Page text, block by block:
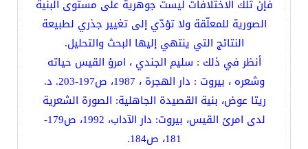
فإن تلك الاختلافات ليست جوهرية على مستوى البنية
الصورية للمعلّقة ولا تؤدّي إلى تغيير جذري لطبيعة
النتائج التي ينتهي إليها البحث والتحليل.
أنظر في ذلك : سليم الجندي ، امرؤ القيس حياته
وشعره ، بيروت : دار الهجرة ، 1987، ص197-203. د.
ريتا عوض، بنية القصيدة الجاهلية: الصورة الشعرية
لدى امرئ القيس، بيروت: دار الآداب، 1992، ص179-
181، ص184.